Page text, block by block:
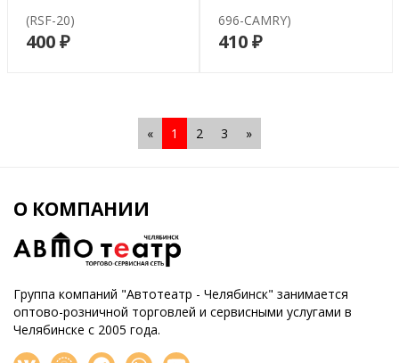
(RSF-20)
400 ₽В корзину
696-CAMRY)
410 ₽В корзину
« 1 2 3 »
О КОМПАНИИ
Группа компаний "Автотеатр - Челябинск" занимается
оптово-розничной торговлей и сервисными услугами в
Челябинске с 2005 года.